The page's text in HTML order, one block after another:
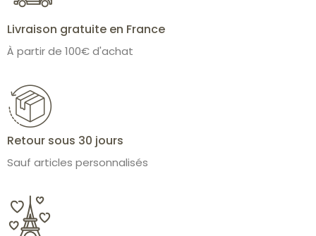
Livraison gratuite en France
À partir de 100€ d'achat
Retour sous 30 jours
Sauf articles personnalisés